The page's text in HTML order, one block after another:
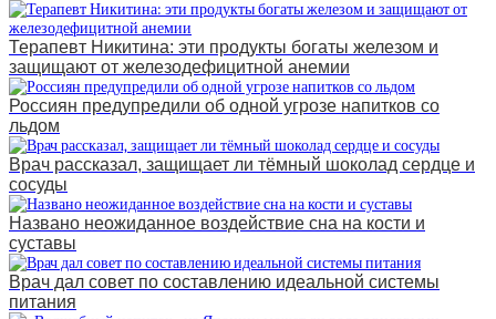
Терапевт Никитина: эти продукты богаты железом и
защищают от железодефицитной анемии
Россиян предупредили об одной угрозе напитков со
льдом
Врач рассказал, защищает ли тёмный шоколад сердце и
сосуды
Названо неожиданное воздействие сна на кости и
суставы
Врач дал совет по составлению идеальной системы
питания